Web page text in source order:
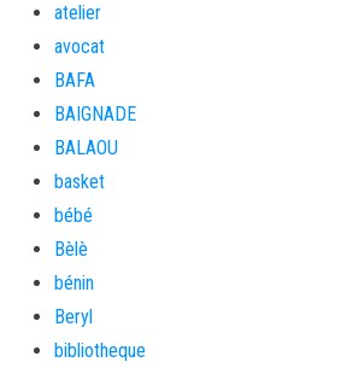
atelier
avocat
BAFA
BAIGNADE
BALAOU
basket
bébé
Bèlè
bénin
Beryl
bibliotheque